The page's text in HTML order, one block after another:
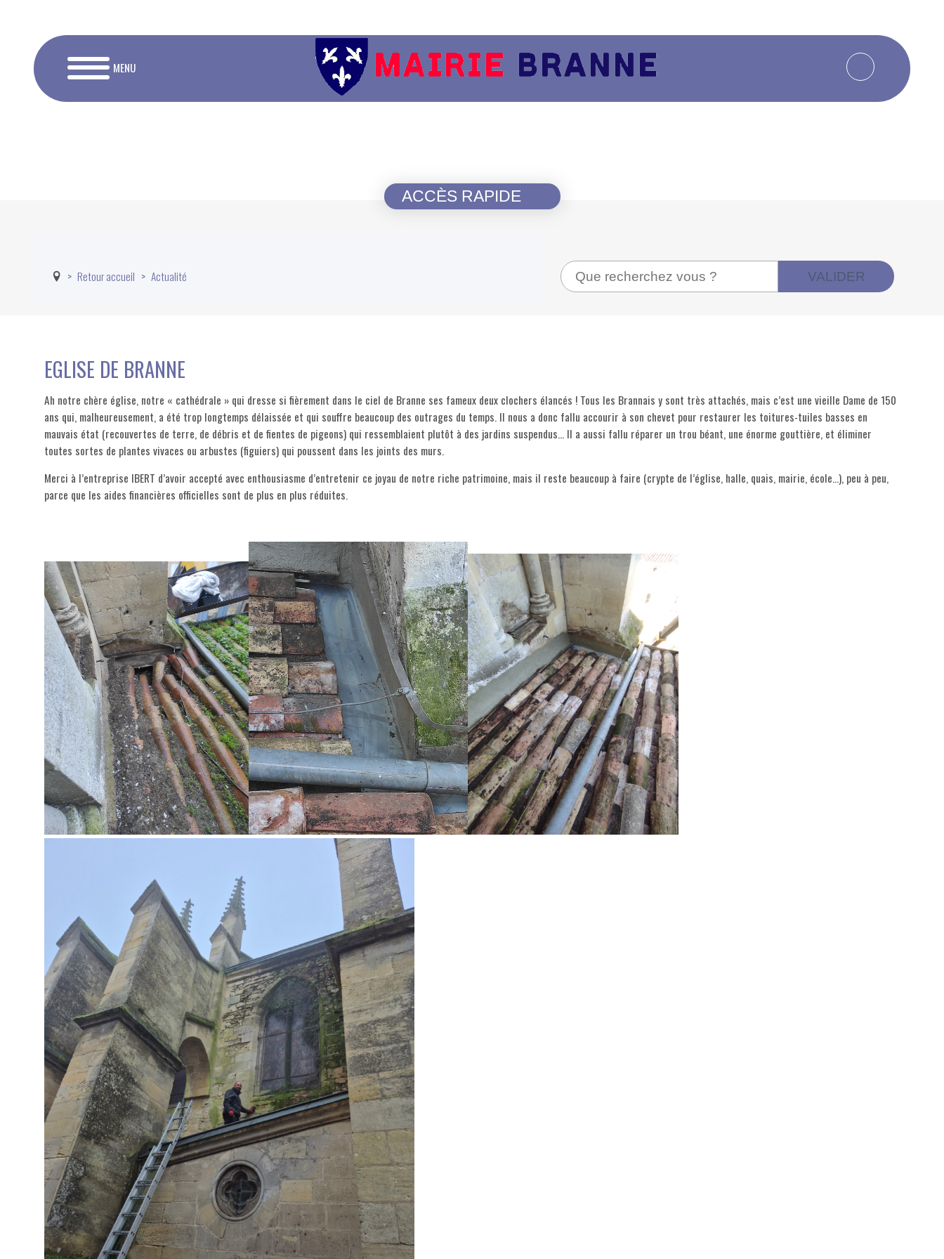
MENU
ACCÈS RAPIDE
Retour accueil Actualité
Recherche
VALIDER
EGLISE DE BRANNE
Ah notre chère église, notre « cathédrale » qui dresse si fièrement dans le ciel de Branne ses fameux deux clochers élancés ! Tous les Brannais y sont très attachés, mais c’est une vieille Dame de 150
ans qui, malheureusement, a été trop longtemps délaissée et qui souffre beaucoup des outrages du temps. Il nous a donc fallu accourir à son chevet pour restaurer les toitures-tuiles basses en
mauvais état (recouvertes de terre, de débris et de fientes de pigeons) qui ressemblaient plutôt à des jardins suspendus… Il a aussi fallu réparer un trou béant, une énorme gouttière, et éliminer
toutes sortes de plantes vivaces ou arbustes (figuiers) qui poussent dans les joints des murs.
Merci à l’entreprise IBERT d’avoir accepté avec enthousiasme d’entretenir ce joyau de notre riche patrimoine, mais il reste beaucoup à faire (crypte de l’église, halle, quais, mairie, école…), peu à peu,
parce que les aides financières officielles sont de plus en plus réduites.